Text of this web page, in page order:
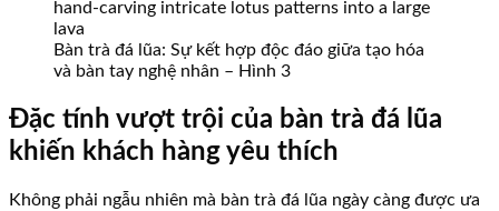
Bàn trà đá lũa: Sự kết hợp độc đáo giữa tạo hóa
và bàn tay nghệ nhân – Hình 3
Đặc tính vượt trội của bàn trà đá lũa
khiến khách hàng yêu thích
Không phải ngẫu nhiên mà bàn trà đá lũa ngày càng được ưa